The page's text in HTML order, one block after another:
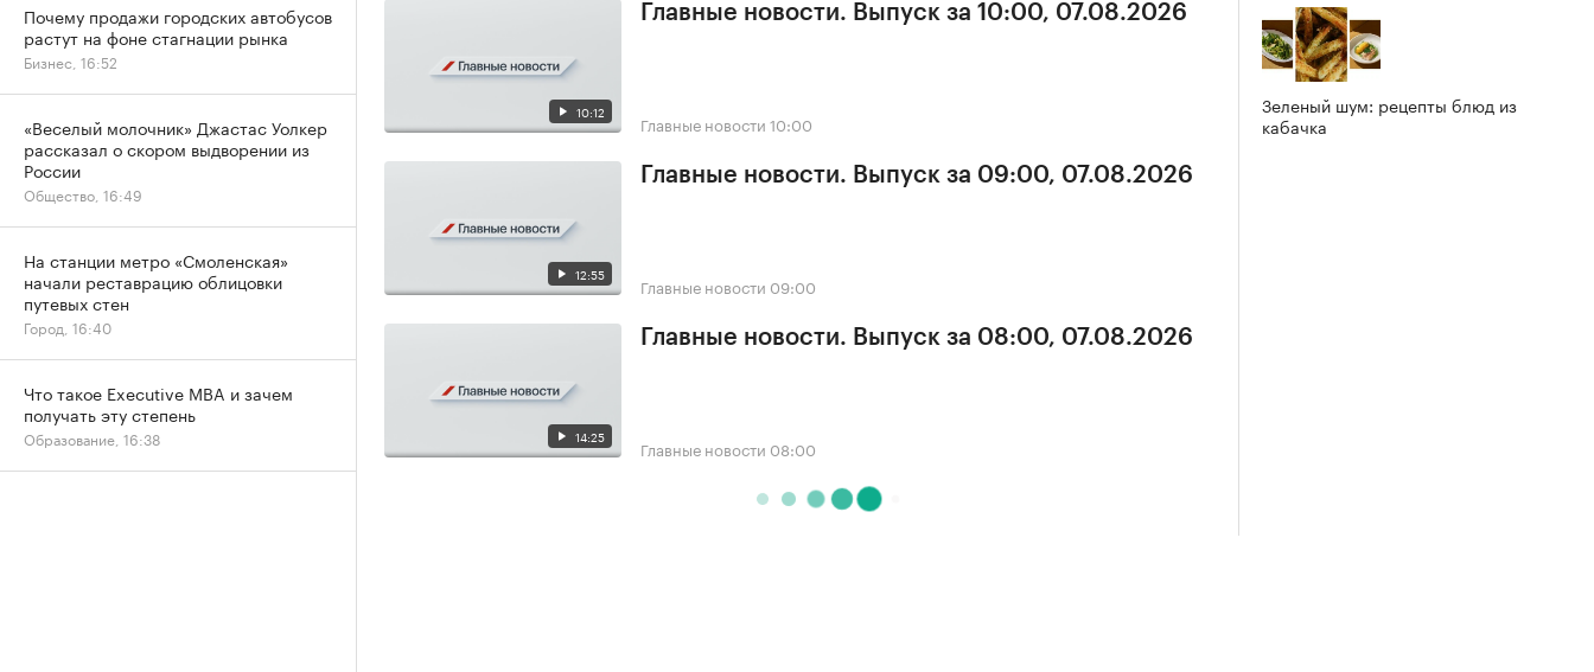
10:12
Главные новости. Выпуск за 10:00, 07.08.2026
Главные новости 10:00
12:55
Главные новости. Выпуск за 09:00, 07.08.2026
Главные новости 09:00
14:25
Главные новости. Выпуск за 08:00, 07.08.2026
Главные новости 08:00
Зеленый шум: рецепты блюд из
кабачка
Почему продажи городских автобусов
растут на фоне стагнации рынка
Бизнес, 16:52
«Веселый молочник» Джастас Уолкер
рассказал о скором выдворении из
России
Общество, 16:49
На станции метро «Смоленская»
начали реставрацию облицовки
путевых стен
Город, 16:40
Что такое Executive MBA и зачем
получать эту степень
Образование, 16:38